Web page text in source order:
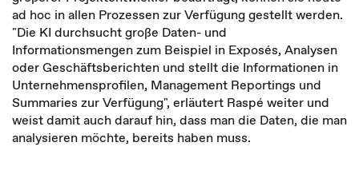
ad hoc in allen Prozessen zur Verfügung gestellt werden.
"Die KI durchsucht große Daten- und
Informationsmengen zum Beispiel in Exposés, Analysen
oder Geschäftsberichten und stellt die Informationen in
Unternehmensprofilen, Management Reportings und
Summaries zur Verfügung", erläutert Raspé weiter und
weist damit auch darauf hin, dass man die Daten, die man
analysieren möchte, bereits haben muss.